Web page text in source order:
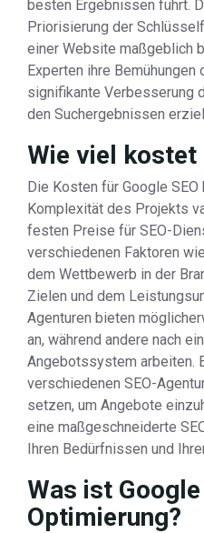
besten Ergebnissen führt.
Priorisierung der
einer Website maßgeblich
Experten ihre Bemühungen
signifikante Verbesserung
den Suchergebnissen
Wie viel kostet
Die Kosten für Google SEO
Komplexität des Projekts
festen Preise für SEO-
verschiedenen Faktoren
dem Wettbewerb in der
Zielen und dem
Agenturen bieten
an, während andere nach
Angebotssystem arbeiten.
verschiedenen SEO-
setzen, um Angebote
eine maßgeschneiderte
Ihren Bedürfnissen und
Was ist Google
Optimierung?